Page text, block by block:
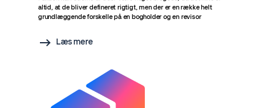
altid, at de bliver defineret rigtigt, men der er en række helt
grundlæggende forskelle på en bogholder og en revisor
Læs mere